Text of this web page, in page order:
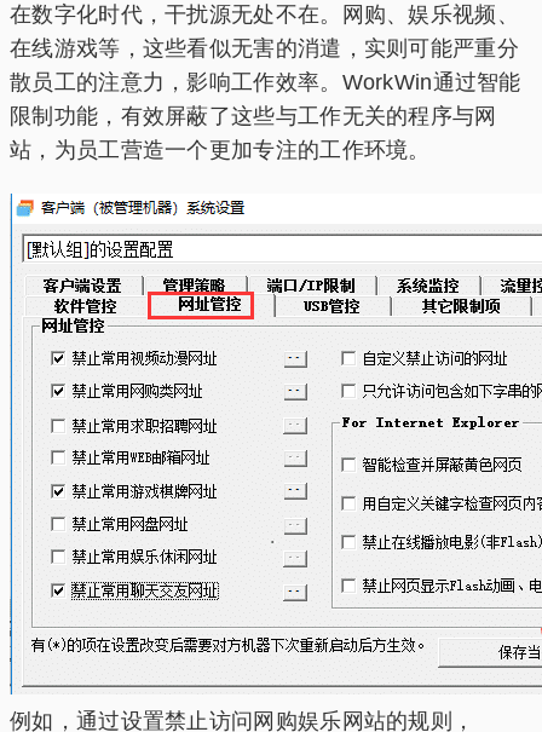
在数字化时代，干扰源无处不在。网购、娱乐视频、
在线游戏等，这些看似无害的消遣，实则可能严重分
散员工的注意力，影响工作效率。WorkWin通过智能
限制功能，有效屏蔽了这些与工作无关的程序与网
站，为员工营造一个更加专注的工作环境。
例如，通过设置禁止访问网购娱乐网站的规则，